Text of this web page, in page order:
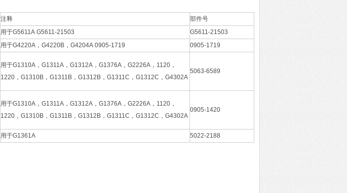
注释
部件号
用于G5611A G5611-21503
G5611-21503
用于G4220A，G4220B，G4204A 0905-1719 0905-1719
用于G1310A，G1311A，G1312A，G1376A，G2226A，1120，
1220，G1310B，G1311B，G1312B，G1311C，G1312C，G4302A
5063-6589
用于G1310A，G1311A，G1312A，G1376A，G2226A，1120，
1220，G1310B，G1311B，G1312B，G1311C，G1312C，G4302A
0905-1420
用于G1361A 5022-2188